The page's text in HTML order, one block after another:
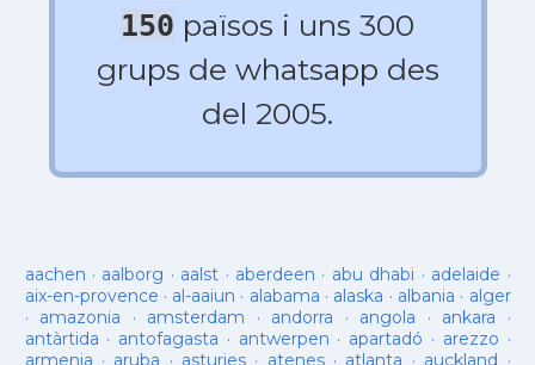
150 països i uns 300
grups de whatsapp des
del 2005.
aachen · aalborg · aalst · aberdeen · abu dhabi · adelaide ·
aix-en-provence · al-aaiun · alabama · alaska · albania · alger
· amazonia · amsterdam · andorra · angola · ankara ·
antàrtida · antofagasta · antwerpen · apartadó · arezzo ·
armenia · aruba · asturies· atenes· atlanta · auckland ·